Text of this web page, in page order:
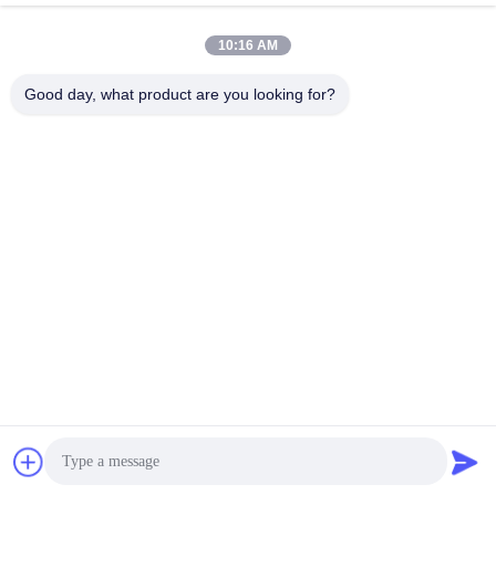
迅速な連絡
10:16 AM
Good day, what product are you looking for?